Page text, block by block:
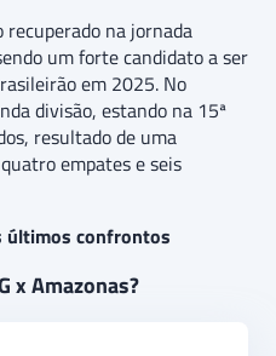
recuperado na jornada
um forte candidato a ser
em 2025. No
divisão, estando na 15ª
resultado de uma
empates e seis
últimos confrontos
x Amazonas?